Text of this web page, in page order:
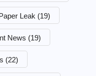
Leak (19)
News (19)
(22)